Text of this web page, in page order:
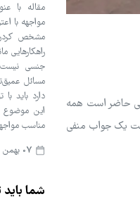
حاضر است همه
یک جواب منفی
مقاله با
مواجهه با
مشخص
راهکارهایی
جنسی
مسائل
دارد باید
این موضوع
مناسب
شما باید